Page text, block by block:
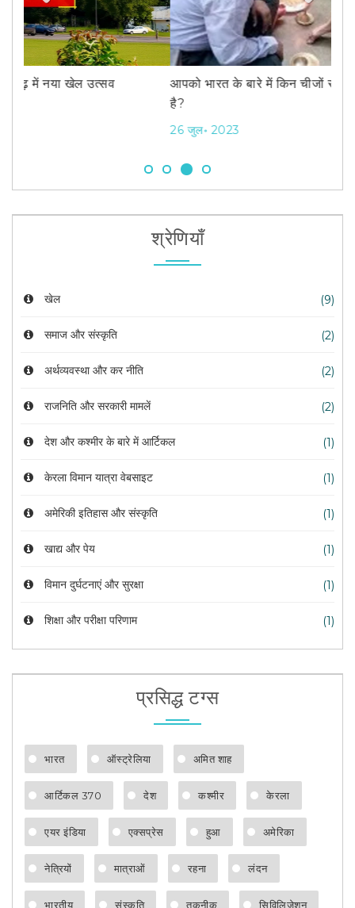
आपको भारत के बारे में किन चीजों से नफरत है, उनकी सूची क्या
Previous Next
श्रेणियाँ
खेल (9)
समाज और संस्कृति (2)
अर्थव्यवस्था और कर नीति (2)
राजनिति और सरकारी मामलें (2)
देश और कश्मीर के बारे में आर्टिकल (1)
केरला विमान यात्रा वेबसाइट (1)
अमेरिकी इतिहास और संस्कृति (1)
खाद्य और पेय (1)
विमान दुर्घटनाएं और सुरक्षा (1)
शिक्षा और परीक्षा परिणाम (1)
प्रसिद्ध टग्स
भारत ऑस्ट्रेलिया अमित शाह
आर्टिकल 370 देश कश्मीर केरला
एयर इंडिया एक्सप्रेस हुआ अमेरिका
नेत्रियों मात्राओं रहना लंदन
भारतीय संस्कृति तकनीक सिविलिजेशन